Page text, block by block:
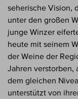
seherische Vision,
unter den großen
junge Winzer
heute mit seinem
der Weine der
Jahren
dem gleichen
unterstützt von